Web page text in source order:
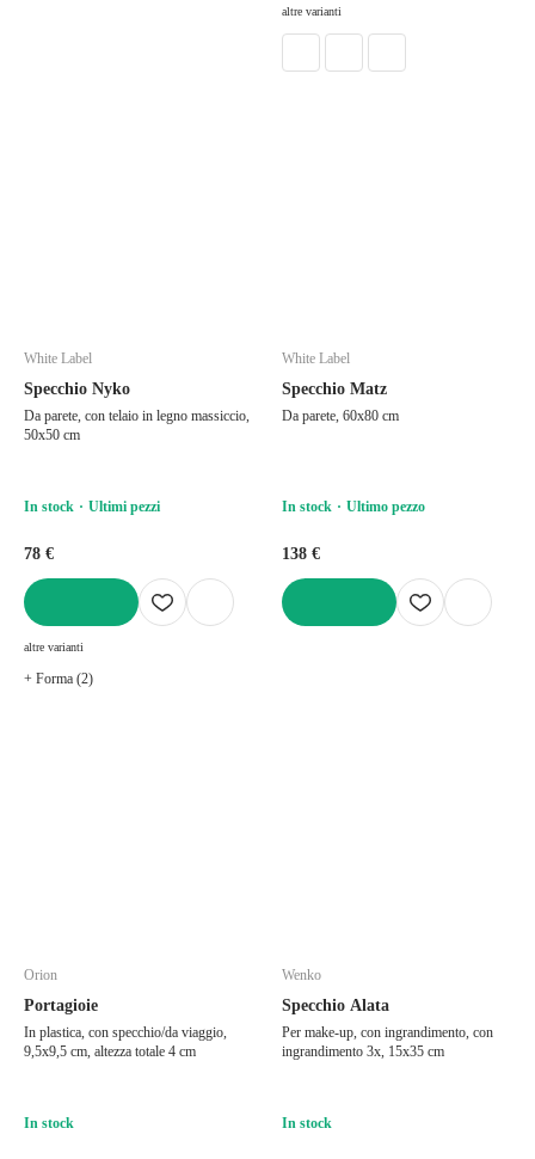
altre varianti
White Label
Specchio Nyko
Da parete, con telaio in legno massiccio,
50x50 cm
In stock Ultimi pezzi
78 €
altre varianti
+ Forma (2)
White Label
Specchio Matz
Da parete, 60x80 cm
In stock Ultimo pezzo
138 €
Orion
Portagioie
In plastica, con specchio/da viaggio,
9,5x9,5 cm, altezza totale 4 cm
In stock
Wenko
Specchio Alata
Per make-up, con ingrandimento, con
ingrandimento 3x, 15x35 cm
In stock